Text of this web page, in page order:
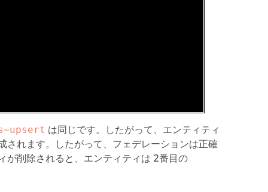
は同じです。したがって、エンティティ
れます。したがって、フェデレーションは正確
削除されると、エンティティは 2番目の